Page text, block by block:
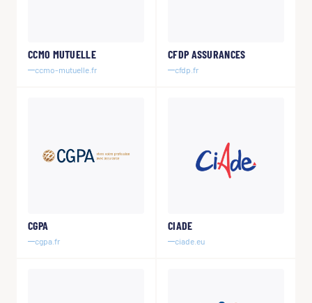
CCMO MUTUELLE
ccmo-mutuelle.fr
CFDP ASSURANCES
cfdp.fr
CGPA
cgpa.fr
CIADE
ciade.eu